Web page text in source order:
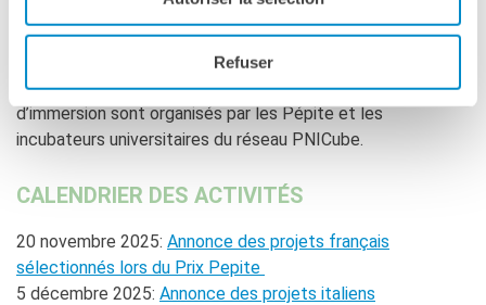
Refuser
français, 5 par le gouvernement italien et 10 par le groupe
Kering, pour soutenir des séjours d’une semaine dans l’autre
pays. Les projets lauréats sont sélectionnés parmi les
finalistes des prix nationaux PNI et Prix Pépite. Les séjours
d’immersion sont organisés par les Pépite et les
incubateurs universitaires du réseau PNICube.
CALENDRIER DES ACTIVITÉS
20 novembre 2025: Annonce des projets français
sélectionnés lors du Prix Pepite
5 décembre 2025: Annonce des projets italiens